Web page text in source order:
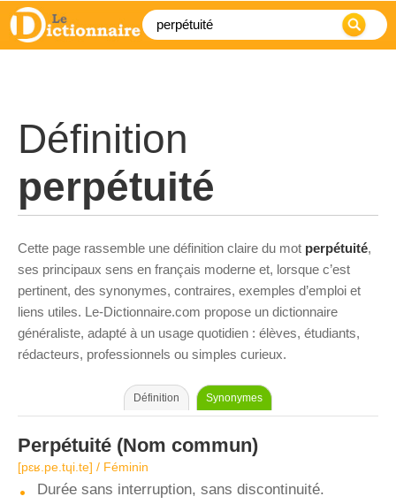
Définition
perpétuité
Cette page rassemble une définition claire du mot perpétuité,
ses principaux sens en français moderne et, lorsque c’est
pertinent, des synonymes, contraires, exemples d’emploi et
liens utiles. Le-Dictionnaire.com propose un dictionnaire
généraliste, adapté à un usage quotidien : élèves, étudiants,
rédacteurs, professionnels ou simples curieux.
Définition Synonymes
Perpétuité (Nom commun)
[pɛʁ.pe.tɥi.te] / Féminin
Durée sans interruption, sans discontinuité.